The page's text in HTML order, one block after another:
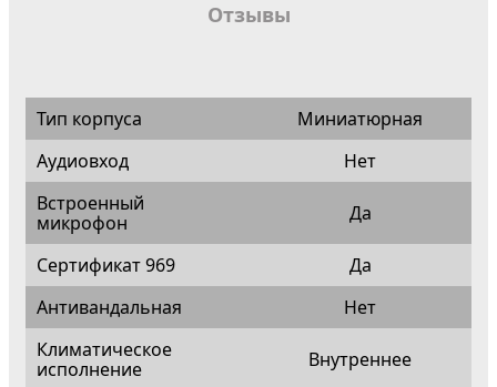
Отзывы
Тип корпуса
Миниатюрная
Аудиовход
Нет
Встроенный
микрофон
Да
Сертификат 969
Да
Антивандальная
Нет
Климатическое
исполнение
Внутреннее